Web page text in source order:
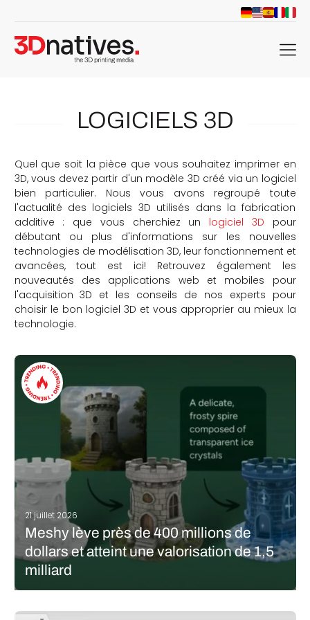
menu
LOGICIELS 3D
Quel que soit la pièce que vous souhaitez imprimer en
3D, vous devez partir d'un modèle 3D créé via un logiciel
bien particulier. Nous vous avons regroupé toute
l'actualité des logiciels 3D utilisés dans la fabrication
additive : que vous cherchiez un logiciel 3D pour
débutant ou plus d'informations sur les nouvelles
technologies de modélisation 3D, leur fonctionnement et
avancées, tout est ici! Retrouvez également les
nouveautés des applications web et mobiles pour
l'acquisition 3D et les conseils de nos experts pour
choisir le bon logiciel 3D et vous approprier au mieux la
technologie.
21 juillet 2026
Meshy lève près de 400 millions de
dollars et atteint une valorisation de 1,5
milliard
aujourd’hui avoir bouclé un tour de table de série B de près de